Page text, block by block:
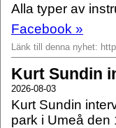
Alla typer av
Facebook »
Länk till denna nyhet:
Kurt Sundin
2026-08-03
Kurt Sundin
park i Umeå den